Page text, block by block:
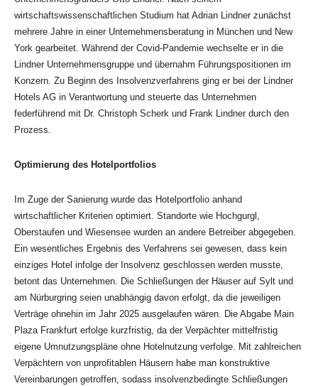
wirtschaftswissenschaftlichen Studium hat Adrian Lindner zunächst
mehrere Jahre in einer Unternehmensberatung in München und New
York gearbeitet. Während der Covid-Pandemie wechselte er in die
Lindner Unternehmensgruppe und übernahm Führungspositionen im
Konzern. Zu Beginn des Insolvenzverfahrens ging er bei der Lindner
Hotels AG in Verantwortung und steuerte das Unternehmen
federführend mit Dr. Christoph Scherk und Frank Lindner durch den
Prozess.
Optimierung des Hotelportfolios
Im Zuge der Sanierung wurde das Hotelportfolio anhand
wirtschaftlicher Kriterien optimiert. Standorte wie Hochgurgl,
Oberstaufen und Wiesensee wurden an andere Betreiber abgegeben.
Ein wesentliches Ergebnis des Verfahrens sei gewesen, dass kein
einziges Hotel infolge der Insolvenz geschlossen werden musste,
betont das Unternehmen. Die Schließungen der Häuser auf Sylt und
am Nürburgring seien unabhängig davon erfolgt, da die jeweiligen
Verträge ohnehin im Jahr 2025 ausgelaufen wären. Die Abgabe Main
Plaza Frankfurt erfolge kurzfristig, da der Verpächter mittelfristig
eigene Umnutzungspläne ohne Hotelnutzung verfolge. Mit zahlreichen
Verpächtern von unprofitablen Häusern habe man konstruktive
Vereinbarungen getroffen, sodass insolvenzbedingte Schließungen